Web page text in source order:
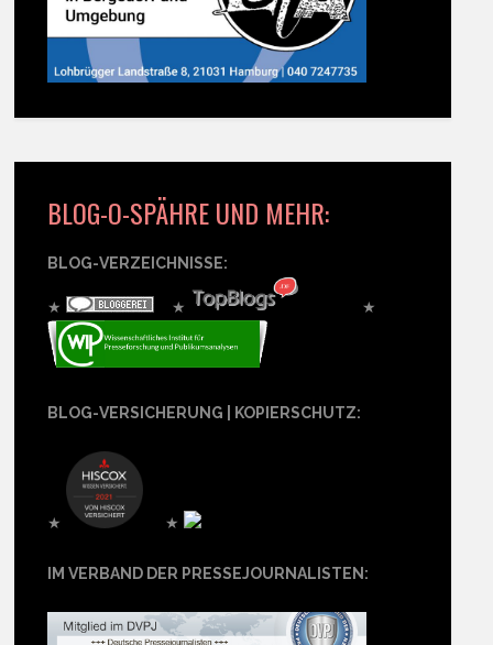
BLOG-O-SPÄHRE UND MEHR:
BLOG-VERZEICHNISSE:
★ ★ ★
BLOG-VERSICHERUNG | KOPIERSCHUTZ:
★ ★
IM VERBAND DER PRESSEJOURNALISTEN: